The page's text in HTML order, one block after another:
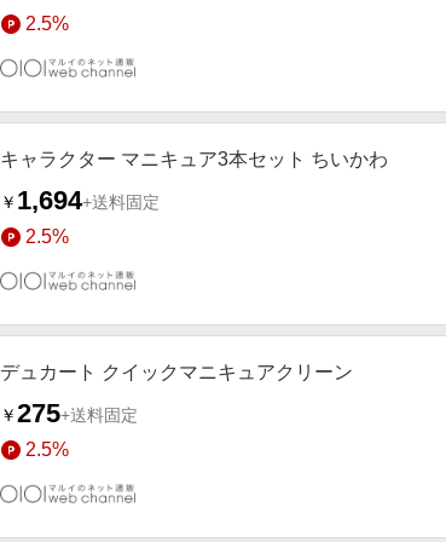
2.5%
キャラクター マニキュア3本セット ちいかわ
￥ 1,694+送料固定
2.5%
デュカート クイックマニキュアクリーン
￥275+送料固定
2.5%